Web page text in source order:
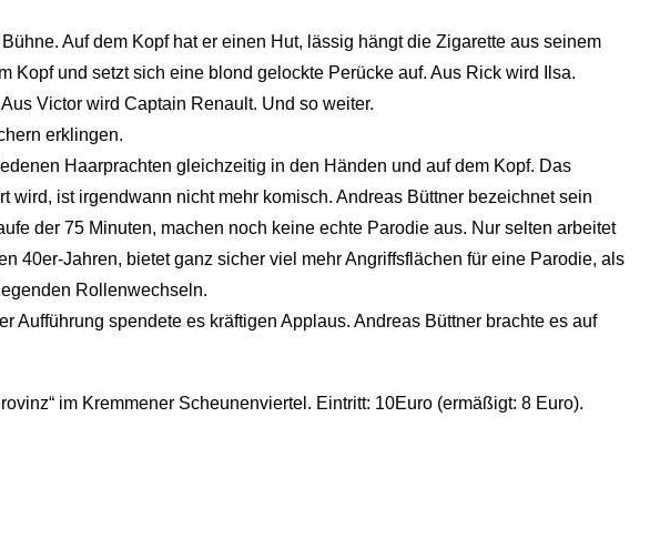
Auf dem Kopf hat er einen Hut, lässig hängt die Zigarette aus seinem
und setzt sich eine blond gelockte Perücke auf. Aus Rick wird Ilsa.
Victor wird Captain Renault. Und so weiter.
erklingen.
Haarprachten gleichzeitig in den Händen und auf dem Kopf. Das
ist irgendwann nicht mehr komisch. Andreas Büttner bezeichnet sein
der 75 Minuten, machen noch keine echte Parodie aus. Nur selten arbeitet
40er-Jahren, bietet ganz sicher viel mehr Angriffsflächen für eine Parodie, als
Rollenwechseln.
Aufführung spendete es kräftigen Applaus. Andreas Büttner brachte es auf
im Kremmener Scheunenviertel. Eintritt: 10Euro (ermäßigt: 8 Euro).